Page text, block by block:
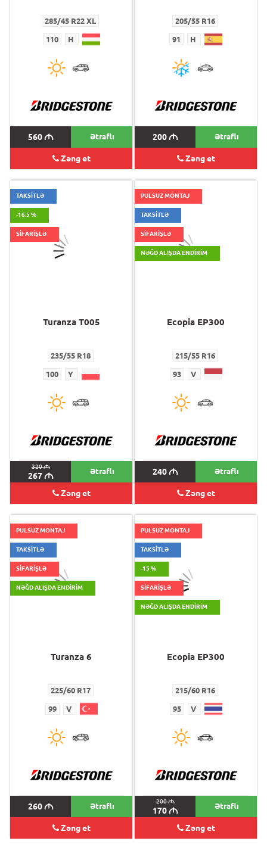
285/45 R22 XL
110 H
560M Ətraflı
Zəng et
205/55 R16
91 H
200M Ətraflı
Zəng et
TAKSİTLƏ
-16.5 %
SİFARİŞLƏ
Turanza T005
235/55 R18
100 Y
320M
267M Ətraflı
Zəng et
PULSUZ MONTAJ
TAKSİTLƏ
SİFARİŞLƏ
NƏĞD ALIŞDA ENDIRIM
Ecopia EP300
215/55 R16
93 V
240M Ətraflı
Zəng et
PULSUZ MONTAJ
TAKSİTLƏ
SİFARİŞLƏ
NƏĞD ALIŞDA ENDIRIM
Turanza 6
225/60 R17
99 V
260M Ətraflı
Zəng et
PULSUZ MONTAJ
TAKSİTLƏ
-15 %
SİFARİŞLƏ
NƏĞD ALIŞDA ENDIRIM
Ecopia EP300
215/60 R16
95 V
200M
170M Ətraflı
Zəng et